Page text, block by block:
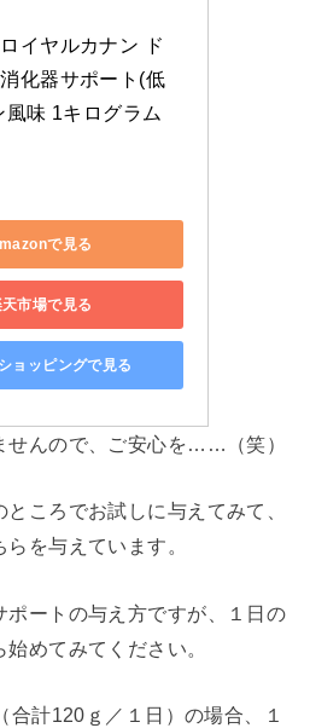
ロイヤルカナン ド
化器サポート(低
風味 1キログラム
で見る
天市場で見る
ョッピングで見る
せんので、ご安心を……（笑）
ころでお試しに与えてみて、
を与えています。
ポートの与え方ですが、１日の
めてみてください。
計120ｇ／１日）の場合、１